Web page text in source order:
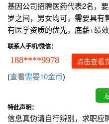
基因公司招聘医药代表2名，
岁之间，男女均可，需要具有
有医学资质的优先，底薪+绩效
联系人手机/微信：
188****9978 点击查看
(查看需要10金币)
特此声明：
信息真伪请自行辨别，求职应